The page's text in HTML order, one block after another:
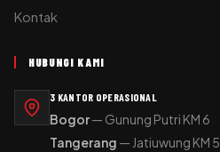
Kontak
HUBUNGI KAMI
3 KANTOR OPERASIONAL
Bogor— Gunung Putri KM 6
Tangerang — Jatiuwung KM 5